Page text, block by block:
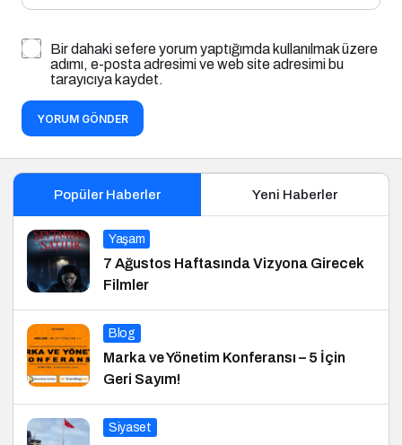
Bir dahaki sefere yorum yaptığımda kullanılmak üzere
adımı, e-posta adresimi ve web site adresimi bu
tarayıcıya kaydet.
YORUM GÖNDER
Popüler Haberler Yeni Haberler
Yaşam
7 Ağustos Haftasında Vizyona Girecek
Filmler
Blog
Marka ve Yönetim Konferansı – 5 İçin
Geri Sayım!
Siyaset